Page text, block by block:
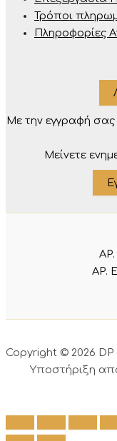
Τρόποι
Πληροφορίες
Με την εγγραφή
Μείνετε
ΑΡ.
ΑΡ.
Copyright © 2026 DP
Υποστήριξη